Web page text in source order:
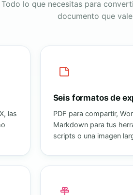
Todo lo que necesitas para
documento que
las
Seis formatos de
PDF para compartir,
Markdown para tus
scripts o una imagen